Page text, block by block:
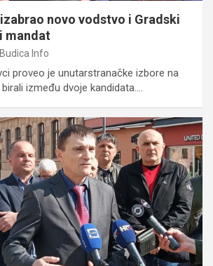
novo vodstvo i Gradski
mandat
Budica Info
proveo je unutarstranačke izbore na
između dvoje kandidata.…